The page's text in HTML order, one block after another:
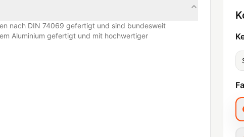
nach DIN 74069 gefertigt und sind bundesweit
Aluminium gefertigt und mit hochwertiger